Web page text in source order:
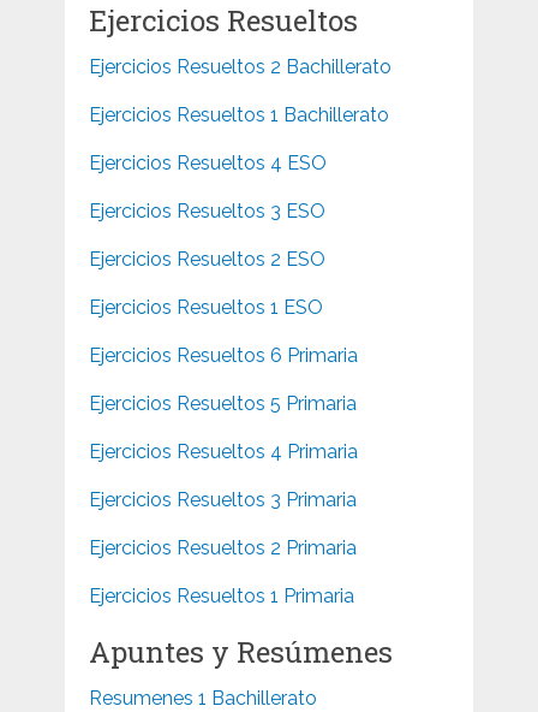
Ejercicios Resueltos
Ejercicios Resueltos 2 Bachillerato
Ejercicios Resueltos 1 Bachillerato
Ejercicios Resueltos 4 ESO
Ejercicios Resueltos 3 ESO
Ejercicios Resueltos 2 ESO
Ejercicios Resueltos 1 ESO
Ejercicios Resueltos 6 Primaria
Ejercicios Resueltos 5 Primaria
Ejercicios Resueltos 4 Primaria
Ejercicios Resueltos 3 Primaria
Ejercicios Resueltos 2 Primaria
Ejercicios Resueltos 1 Primaria
Apuntes y Resúmenes
Resumenes 1 Bachillerato